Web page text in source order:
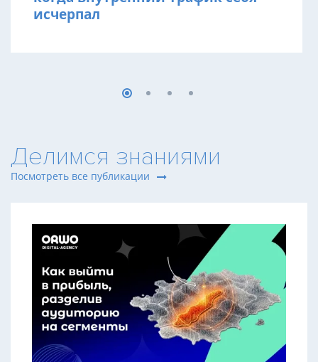
исчерпал
Делимся знаниями
Посмотреть все публикации